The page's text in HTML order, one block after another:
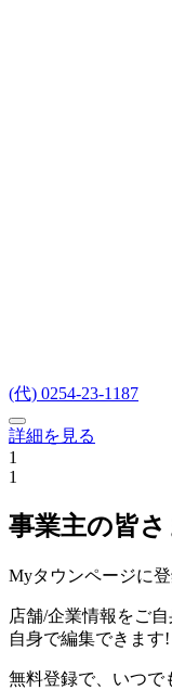
(代) 0254-23-1187
詳細を見る
1
1
事業主の皆さ
Myタウンページに
店舗/企業情報をご
自身で編集できます!
無料登録で、いつで